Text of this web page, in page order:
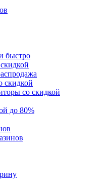
быстро
скидкой
со скидкой
до 80%